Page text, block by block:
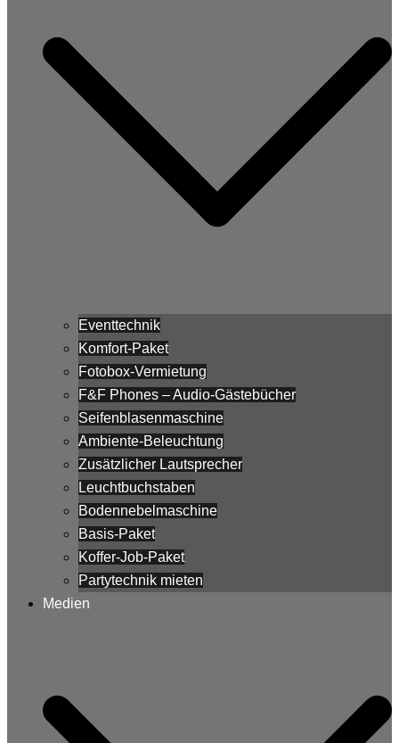
Eventtechnik
Komfort-Paket
Fotobox-Vermietung
F&F Phones – Audio-Gästebücher
Seifenblasenmaschine
Ambiente-Beleuchtung
Zusätzlicher Lautsprecher
Leuchtbuchstaben
Bodennebelmaschine
Basis-Paket
Koffer-Job-Paket
Partytechnik mieten
Medien